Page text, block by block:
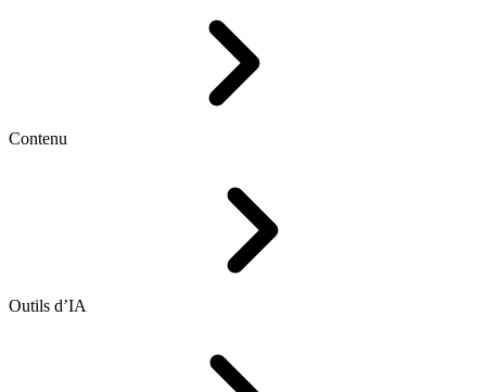
Contenu
Outils d’IA